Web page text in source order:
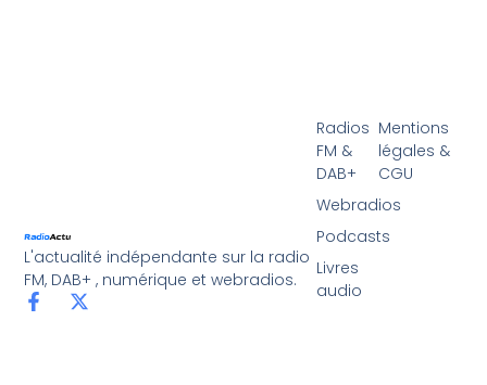
L'actualité indépendante sur la radio
FM, DAB+ , numérique et webradios.
Radios
FM &
DAB+
Webradios
Podcasts
Livres
audio
Mentions
légales &
CGU